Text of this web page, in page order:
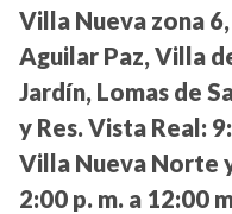
Villa Nueva zona
Aguilar Paz, Villa
Jardín, Lomas de
y Res. Vista Real:
Villa Nueva Norte
2:00 p. m. a 12:00